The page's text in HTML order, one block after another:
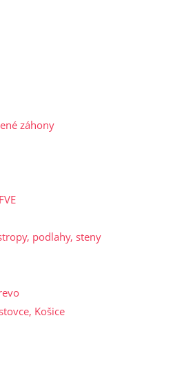
záhony
podlahy, steny
Košice